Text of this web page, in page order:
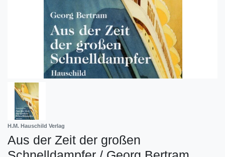
H.M. Hauschild Verlag
Aus der Zeit der großen